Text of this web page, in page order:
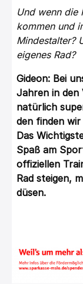
Und wenn die
kommen und
Mindestalter?
eigenes Rad?
Gideon: Bei
Jahren in den
natürlich
den finden wir
Das
Spaß am
offiziellen
Rad steigen,
düsen.